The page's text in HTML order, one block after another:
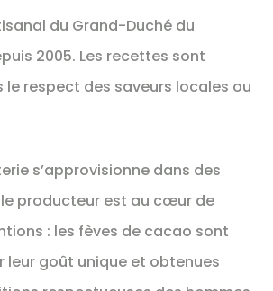
du Grand-Duché du
2005. Les recettes sont
le respect des saveurs locales ou
s’approvisionne dans des
producteur est au cœur de
: les fèves de cacao sont
leur goût unique et obtenues